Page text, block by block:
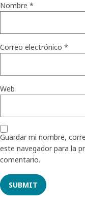
Nombre *
Correo electrónico *
Web
Guardar mi nombre,
este navegador para la
comentario.